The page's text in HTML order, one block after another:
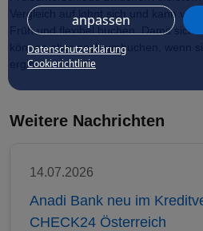
anpassen
Datenschutzerklärung
Cookierichtlinie
Vergleich auf lohnt sich und kann viel
Früh und flexibel buchen. Damit
können aber noch umbuchen, wenn
ergibt.
Weitere Nachrichten
14.07.2026
Anadi Bank neu im
CHECK24 Österreich